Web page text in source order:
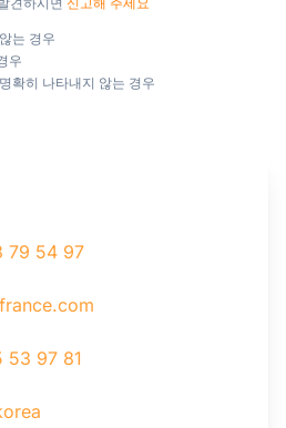
는 경우
우
확히 나타내지 않는 경우
79 54 97
53 97 81